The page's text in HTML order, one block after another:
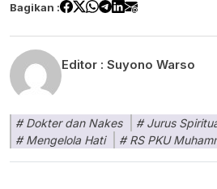
Bagikan :
Editor : Suyono Warso
Dokter dan Nakes Jurus
Mengelola Hati
RS PKU